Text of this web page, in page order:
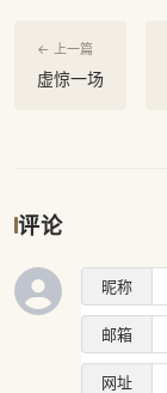
← 上一篇
虚惊一场
评论
昵称
邮箱
网址